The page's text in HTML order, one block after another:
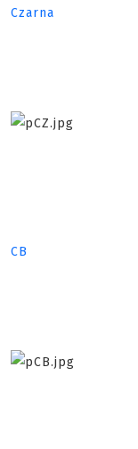
Czarna
CB